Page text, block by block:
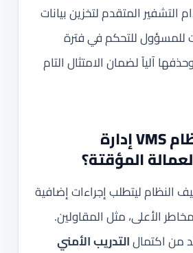
التشفير المتقدم لتخزين بيانات
للمسؤول للتحكم في فترة
آلياً لضمان الامتثال التام
هل يمكن لنظام VMS إدارة
المؤقتة؟
النظام ليتطلب إجراءات إضافية
الأعلى، مثل المقاولين.
من اكتمالالتدريب الأمني